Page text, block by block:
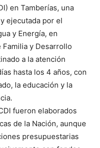
en Tamberías, una
ejecutada por el
y Energía, en
y Desarrollo
a la atención
hasta los 4 años, con
la educación y la
fueron elaborados
de la Nación, aunque
presupuestarias